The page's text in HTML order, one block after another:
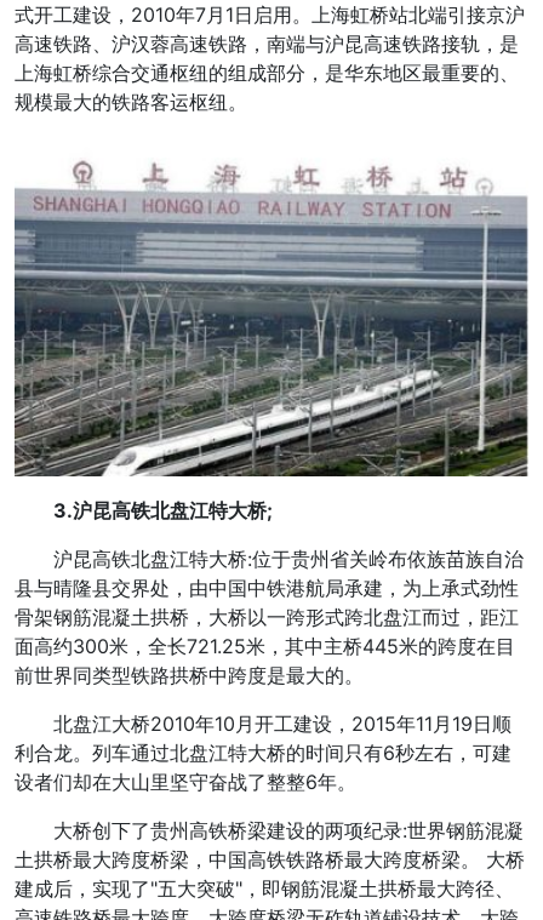
式开工建设，2010年7月1日启用。上海虹桥站北端引接京沪
高速铁路、沪汉蓉高速铁路，南端与沪昆高速铁路接轨，是
上海虹桥综合交通枢纽的组成部分，是华东地区最重要的、
规模最大的铁路客运枢纽。
3.沪昆高铁北盘江特大桥;
沪昆高铁北盘江特大桥:位于贵州省关岭布依族苗族自治
县与晴隆县交界处，由中国中铁港航局承建，为上承式劲性
骨架钢筋混凝土拱桥，大桥以一跨形式跨北盘江而过，距江
面高约300米，全长721.25米，其中主桥445米的跨度在目
前世界同类型铁路拱桥中跨度是最大的。
北盘江大桥2010年10月开工建设，2015年11月19日顺
利合龙。列车通过北盘江特大桥的时间只有6秒左右，可建
设者们却在大山里坚守奋战了整整6年。
大桥创下了贵州高铁桥梁建设的两项纪录:世界钢筋混凝
土拱桥最大跨度桥梁，中国高铁铁路桥最大跨度桥梁。 大桥
建成后，实现了"五大突破"，即钢筋混凝土拱桥最大跨径、